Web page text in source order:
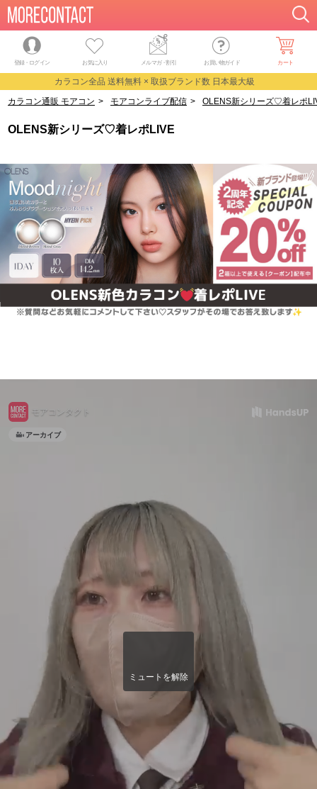
登録・ログイン お気に入り メルマガ・割引 お買い物ガイド カート
カラコン全品 送料無料 × 取扱ブランド数 日本最大級
カラコン通販 モアコン > モアコンライブ配信 > OLENS新シリーズ♡着レポ
OLENS新シリーズ♡着レポLIVE